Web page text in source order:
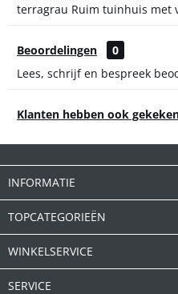
terragrau Ruim tuinhuis met
Beoordelingen
0
Lees, schrijf en bespreek
Klanten hebben ook
INFORMATIE
TOPCATEGORIEËN
WINKELSERVICE
SERVICE